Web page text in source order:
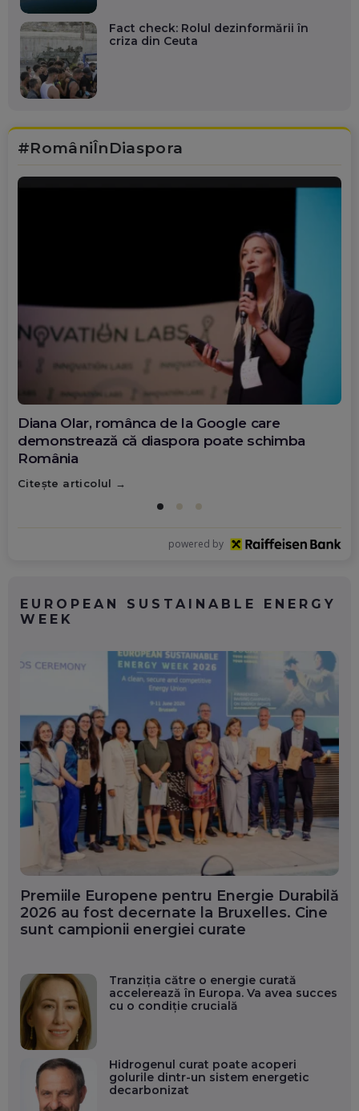
Fact check: Rolul dezinformării în
criza din Ceuta
#RomâniÎnDiaspora
Diana Olar, românca de la Google care
demonstrează că diaspora poate schimba
România
Citește articolul
powered by
EUROPEAN SUSTAINABLE ENERGY
WEEK
Premiile Europene pentru Energie Durabilă
2026 au fost decernate la Bruxelles. Cine
sunt campionii energiei curate
Tranziția către o energie curată
accelerează în Europa. Va avea succes
cu o condiție crucială
Hidrogenul curat poate acoperi
golurile dintr-un sistem energetic
decarbonizat